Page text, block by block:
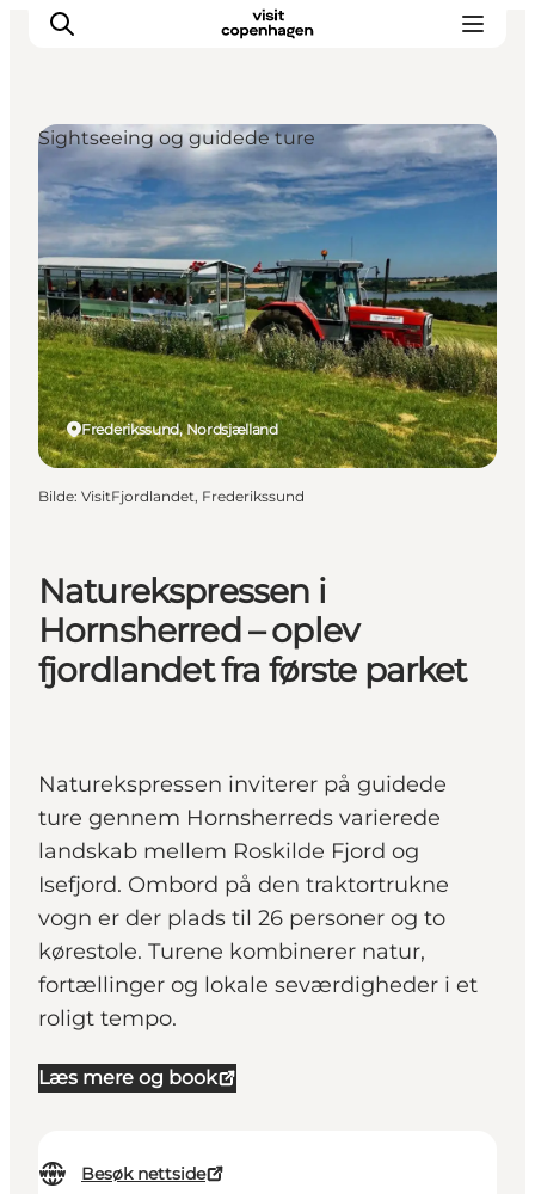
Aktiviteter
Spise og drikke
Planlegg turen din
Naturekspressen i
Hornsherred – oplev
fjordlandet fra første parket
Naturekspressen inviterer på guidede
ture gennem Hornsherreds varierede
landskab mellem Roskilde Fjord og
Isefjord. Ombord på den traktortrukne
vogn er der plads til 26 personer og to
kørestole. Turene kombinerer natur,
fortællinger og lokale seværdigheder i et
roligt tempo.
Læs mere og book
Besøk nettside
Frederikssund, Nordsjælland
Sightseeing og guidede ture
Bilde: VisitFjordlandet, Frederikssund